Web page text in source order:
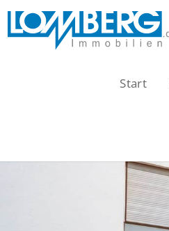
Zum
Inhalt
Start